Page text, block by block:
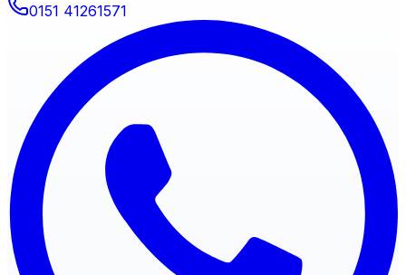
0151 41261571